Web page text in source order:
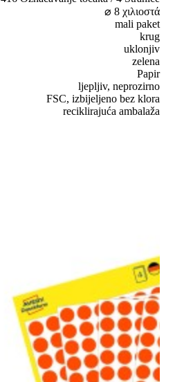
⌀ 8 χιλιοστά
mali paket
krug
uklonjiv
zelena
Papir
ljepljiv, neprozirno
FSC, izbijeljeno bez klora
reciklirajuća ambalaža